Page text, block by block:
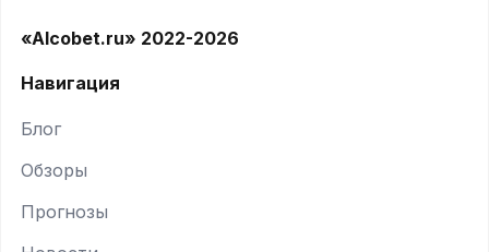
«Alcobet.ru» 2022-2026
Навигация
Блог
Обзоры
Прогнозы